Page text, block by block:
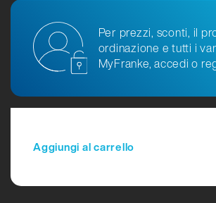
Per prezzi, sconti, il
ordinazione e tutti i
MyFranke, accedi o
Aggiungi al carrello